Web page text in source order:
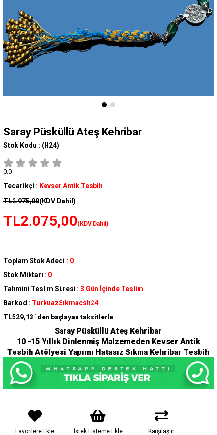
Saray Püsküllü Ateş Kehribar
Stok Kodu : (H24)
0.0
Tedarikçi : Kevser Antik Tesbih
TL2.975,00(KDV Dahil)
TL2.075,00(KDV Dahil)
Toplam Stok Adedi : 0
Stok Miktarı : 0
Tahmini Teslim Süresi : 3 Gün İçinde Teslim
Barkod : TurkuazSıkmacsh24
TL529,13 `den başlayan taksitlerle
Saray Püsküllü Ateş Kehribar
10 -15 Yıllık Dinlenmiş Malzemeden Kevser Antik
Tesbih Atölyesi Yapımı Hatasız Sıkma Kehribar Tesbih
Favorilere Ekle İstek Listeme Ekle Karşılaştır